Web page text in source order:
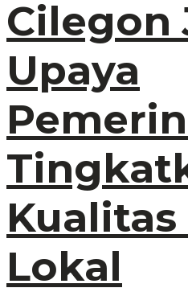
Cilegon
Upaya
Kualitas
Lokal